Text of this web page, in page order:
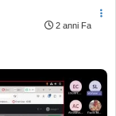
2 anni Fa